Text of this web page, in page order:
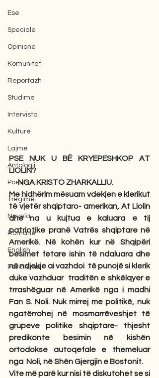
Ese
Speciale
Opinione
Komunitet
Reportazh
Studime
Intervista
Kulturë
Lajme
Antologji
Poezi
Tregime
Novela
Romane
English
Përkthime
PSE NUK U BË KRYEPESHKOP AT
LIOLIN?
      NGA KRISTO ZHARKALLIU.
Me hidhërim mësuam vdekjen e klerikut
të vjetër shqiptaro- amerikan, At Liolin
dhe na u kujtua e kaluara e tij
patriotike pranë Vatrës shqiptare në
Amerikë. Në kohën kur në Shqipëri
besimet fetare ishin të ndaluara dhe
në ndjekje ai vazhdoi  të punojë si klerik
duke vazhduar  traditën e shkëlqyer e
trrashëguar në Amerikë nga i madhi
Fan S. Noli. Nuk mirrej me politikë, nuk
ngatërrohej në mosmarrëveshjet të
grupeve politike shqiptare- thjesht
predikonte besimin në kishën
ortodokse autoqefale e themeluar
nga  Noli, në Shën Gjergjin e Bostonit.
Vite më parë kur nisi të diskutohet se si